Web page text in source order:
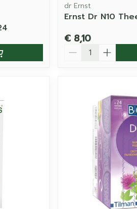
dr Ernst
Ernst Dr N10
€ 8,10
Aantal